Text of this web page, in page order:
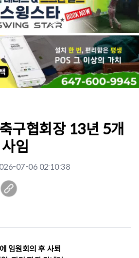
구협회장 13년 5개
임
07-06 02:10:38
임원회의 후 사퇴